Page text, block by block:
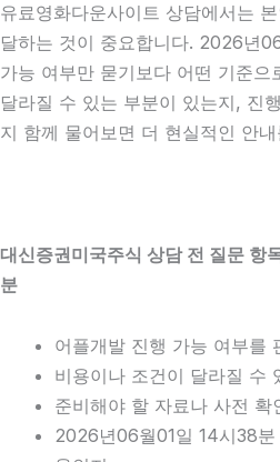
유료영화다운사이트 상담에서는
달하는 것이 중요합니다. 2026년
가능 여부만 묻기보다 어떤 기준으
달라질 수 있는 부분이 있는지, 진
지 함께 물어보면 더 현실적인 안
대신증권미국주식 상담 전 질문
분
어플개발 진행 가능 여부를
비용이나 조건이 달라질 수
준비해야 할 자료나 사전 확
2026년06월01일 14시38